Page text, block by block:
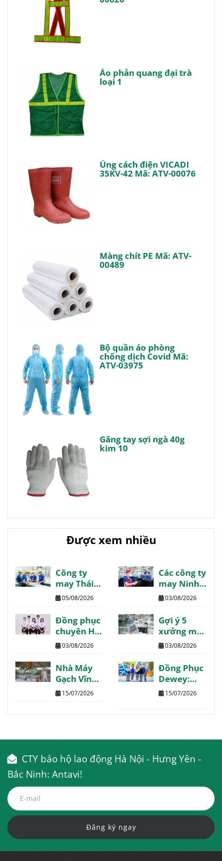
Áo phản quang đại trà
loại 1
Ủng cách điện VICADI
35KV-42 Mã: ATV-00076
Màng chít PE Mã: ATV-
00489
Bộ quần áo phòng
chống dịch Covid Mã:
ATV-03975
Găng tay sợi ngà 40g
kim 10
Được xem nhiều
Công ty
may Thái
Bình danh
review
chất lượng
05/08/2026
Các công ty
may Ninh
Bình giá tốt
review
03/08/2026
Đồng phục
chuyên Hạ
Long may
theo yêu
cầu
03/08/2026
Gợi ý 5
xưởng may
Phú Thọ
giá tốt giao
nhanh
03/08/2026
Nhà Máy
Gạch Vĩnh
Phúc:
chi tiết
15/07/2026
Đồng Phục
Dewey:
Trường
The Dewey
15/07/2026
CTY bảo hộ lao động Hà Nội - Hưng Yên -
Bắc Ninh: Antavi!
Đăng ký ngay